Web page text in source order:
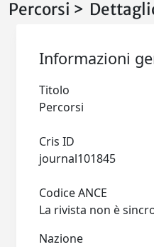
Percorsi >
Informazioni
Titolo
Cris ID
Codice ANCE
La rivista non è
Nazione